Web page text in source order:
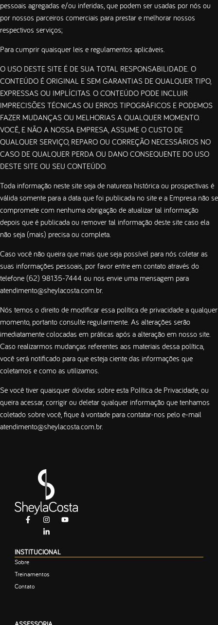
pessoais agregadas e/ou inferidas, que podem ser usadas por nós ou
por nossos parceiros comerciais para prestar e melhorar nossos
respectivos serviços;
Para cumprir quaisquer leis e regulamentos aplicáveis.​
O USO DESTE SITE É DE SUA TOTAL RESPONSABILIDADE. O
CONTEÚDO É ORIGINAL E SEM GARANTIAS DE QUALQUER TIPO,
EXPRESSAS OU IMPLÍCITAS. O CONTEÚDO PODE INCLUIR
IMPRECISÕES TÉCNICAS OU ERROS TIPOGRÁFICOS E PODEMOS
FAZER MUDANÇAS OU MELHORIAS A QUALQUER MOMENTO.
VOCÊ, E NÃO A NOSSA EMPRESA, ASSUME O CUSTO DE
QUALQUER SERVIÇO, REPARO OU CORREÇÃO NECESSÁRIOS NO
CASO DE QUALQUER PERDA OU DANO CONSEQUENTE DO USO
DESTE SITE OU SEU CONTEÚDO.
Toda informação neste site seja de natureza histórica ou prospectivas é
válida somente para a data que foi publicada no site e a Empresa não se
compromete com nenhuma obrigação de atualizar tal informação
depois que é publicada ou remover tal informação deste site caso ela
não seja (mais) precisa ou completa.
Caso você não queira que mais que seja possível para nós coletar as
suas informações pessoais, por favor entre em contato através do
telefone (62) 98135-7444 ou nos envie uma mensagem para
atendimento@sheylacosta.com.br.
Nós temos o direito de modificar essa política de privacidade a qualquer
momento, portanto consulte regularmente. As alterações serão
imediatamente colocadas em práticas após a alteração em nosso site.
Caso realizarmos mudanças referentes aos materiais dessa política,
você será notificado para que esteja ciente das informações que
coletamos e como as utilizamos.
Se você tiver quaisquer dúvidas sobre esta Política de Privacidade, ou
queira acessar, corrigir ou deletar qualquer informação que tenhamos
coletado sobre você, fique à vontade para contatar-nos pelo e-mail
atendimento@sheylacosta.com.br.
INSTITUCIONAL
Sobre
Treinamentos
Contato